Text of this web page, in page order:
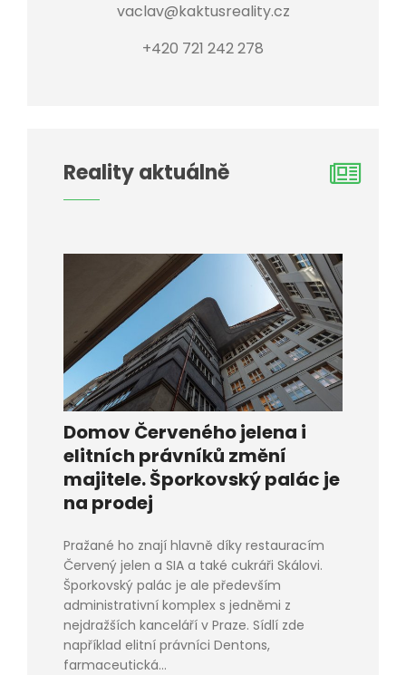
vaclav@kaktusreality.cz
+420 721 242 278
Reality aktuálně
Domov Červeného jelena i
elitních právníků změní
majitele. Šporkovský palác je
na prodej
Pražané ho znají hlavně díky restauracím
Červený jelen a SIA a také cukráři Skálovi.
Šporkovský palác je ale především
administrativní komplex s jedněmi z
nejdražších kanceláří v Praze. Sídlí zde
například elitní právníci Dentons,
farmaceutická...